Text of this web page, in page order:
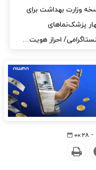
وزارت بهداشت برای
پزشک‌نماهای
احراز هویت…